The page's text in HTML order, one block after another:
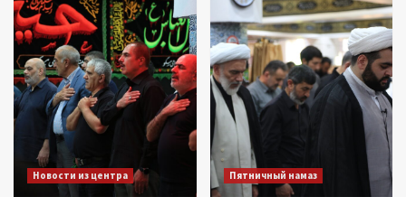
Новости из центра Пятничный намаз